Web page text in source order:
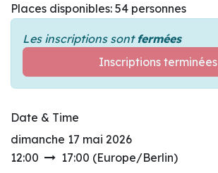
Places disponibles: 54 personnes
Les inscriptions sont fermées
Inscriptions terminées
Date & Time
dimanche 17 mai 2026
12:00
17:00 (Europe/Berlin)